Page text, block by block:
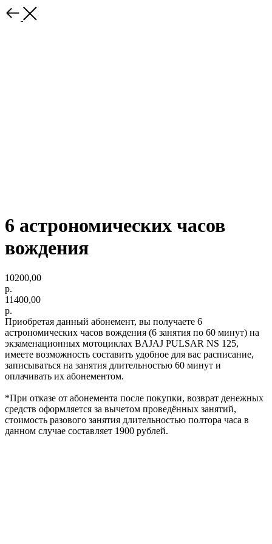
6 астрономических часов
вождения
10200,00
р.
11400,00
р.
Приобретая данный абонемент, вы получаете 6
астрономических часов вождения (6 занятия по 60 минут) на
экзаменационных мотоциклах BAJAJ PULSAR NS 125,
имеете возможность составить удобное для вас расписание,
записываться на занятия длительностью 60 минут и
оплачивать их абонементом.
*При отказе от абонемента после покупки, возврат денежных
средств оформляется за вычетом проведённых занятий,
стоимость разового занятия длительностью полтора часа в
данном случае составляет 1900 рублей.